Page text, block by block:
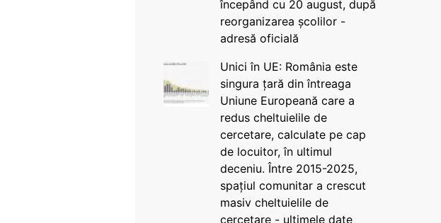
începând cu 20 august, după
reorganizarea școlilor -
adresă oficială
Unici în UE: România este
singura țară din întreaga
Uniune Europeană care a
redus cheltuielile de
cercetare, calculate pe cap
de locuitor, în ultimul
deceniu. Între 2015-2025,
spațiul comunitar a crescut
masiv cheltuielile de
cercetare - ultimele date